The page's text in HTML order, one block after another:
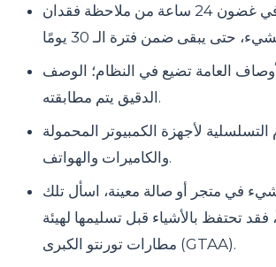
قدم بلاغًا في غضون 24 ساعة من ملاحظة فقدان
العامة تضيع في النظام؛ الوصف
الدقيق يتم مطابقته.
التسلسلية لأجهزة الكمبيوتر المحمولة
والكاميرات والهواتف.
في متجر أو صالة معينة، اسأل تلك
فقد تحتفظ بالأشياء قبل تسليمها لهيئة
مطارات تورنتو الكبرى (GTAA).